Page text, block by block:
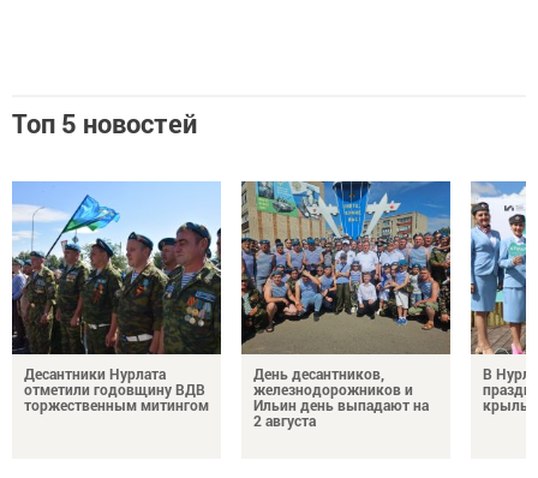
Топ 5 новостей
Десантники Нурлата
отметили годовщину ВДВ
торжественным митингом
День десантников,
железнодорожников и
Ильин день выпадают на
2 августа
В